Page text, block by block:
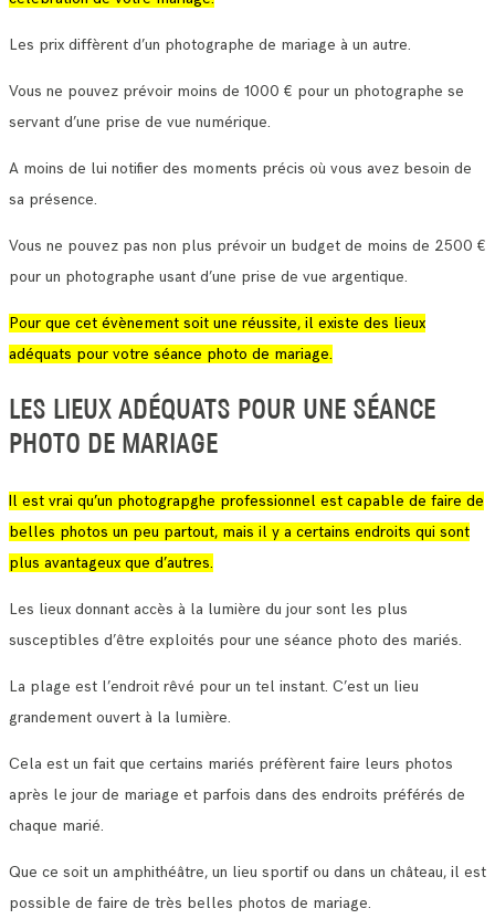
Les prix diffèrent d’un photographe de mariage à un autre.
Vous ne pouvez prévoir moins de 1000 € pour un photographe se
servant d’une prise de vue numérique.
A moins de lui notifier des moments précis où vous avez besoin de
sa présence.
Vous ne pouvez pas non plus prévoir un budget de moins de 2500 €
pour un photographe usant d’une prise de vue argentique.
Pour que cet évènement soit une réussite, il existe des lieux
adéquats pour votre séance photo de mariage.
LES LIEUX ADÉQUATS POUR UNE SÉANCE
PHOTO DE MARIAGE
Il est vrai qu’un photograpghe professionnel est capable de faire de
belles photos un peu partout, mais il y a certains endroits qui sont
plus avantageux que d’autres.
Les lieux donnant accès à la lumière du jour sont les plus
susceptibles d’être exploités pour une séance photo des mariés.
La plage est l’endroit rêvé pour un tel instant. C’est un lieu
grandement ouvert à la lumière.
Cela est un fait que certains mariés préfèrent faire leurs photos
après le jour de mariage et parfois dans des endroits préférés de
chaque marié.
Que ce soit un amphithéâtre, un lieu sportif ou dans un château, il est
possible de faire de très belles photos de mariage.